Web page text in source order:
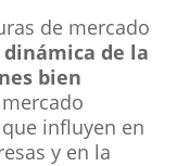
de mercado
de la
bien
influyen en
y en la